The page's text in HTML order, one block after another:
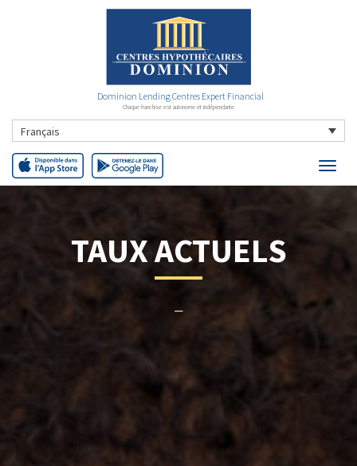
Dominion Lending Centres Expert Financial
Chaque franchise est autonome et indépendante
Français
TAUX ACTUELS
–